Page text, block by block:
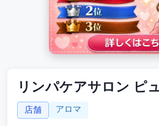
リンパケアサロン ピ
店舗 アロマ